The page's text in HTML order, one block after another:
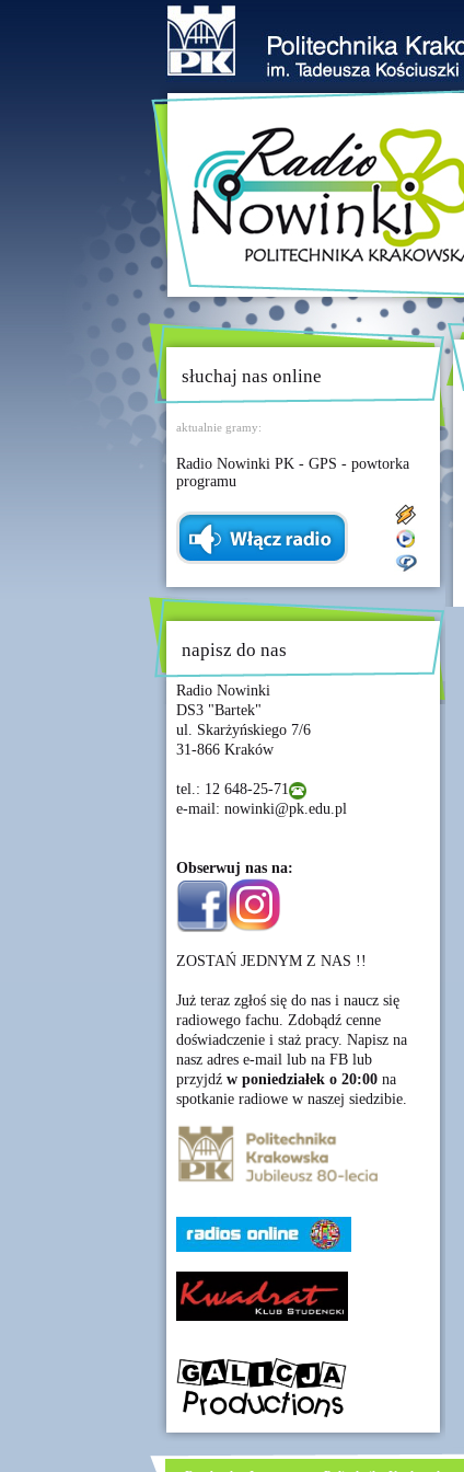
słuchaj nas online
aktualnie gramy:
Radio Nowinki PK - GPS - powtorka
programu
napisz do nas
Radio Nowinki
DS3 "Bartek"
ul. Skarżyńskiego 7/6
31-866 Kraków
tel.: 12 648-25-71
e-mail: nowinki@pk.edu.pl
Obserwuj nas na:
ZOSTAŃ JEDNYM Z NAS !!
Już teraz zgłoś się do nas i naucz się
radiowego fachu. Zdobądź cenne
doświadczenie i staż pracy. Napisz na
nasz adres e-mail lub na FB lub
przyjdź w poniedziałek o 20:00na
spotkanie radiowe w naszej siedzibie.